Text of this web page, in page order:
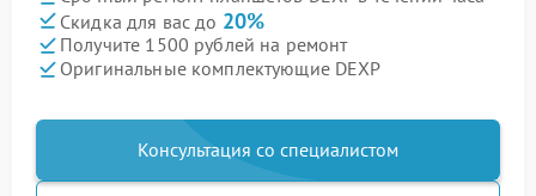
Скидка для вас до 20%
Получите 1500 рублей на ремонт
Оригинальные комплектующие DEXP
Консультация со специалистом